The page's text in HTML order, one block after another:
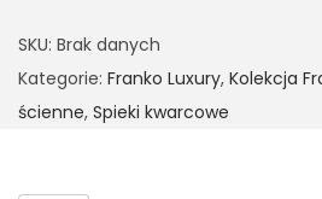
SKU: Brak danych
Kategorie: Franko Luxury, Kolekcja
ścienne, Spieki kwarcowe